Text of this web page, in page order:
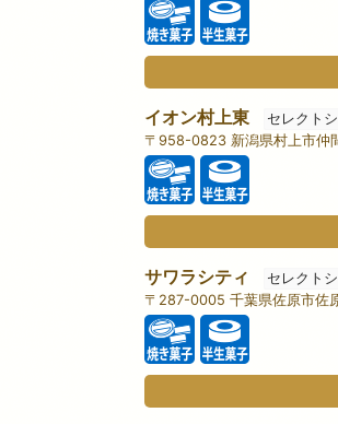
イオン村上東
セレクト
〒958-0823 新潟県村上市仲
サワラシティ
セレクト
〒287-0005 千葉県佐原市佐